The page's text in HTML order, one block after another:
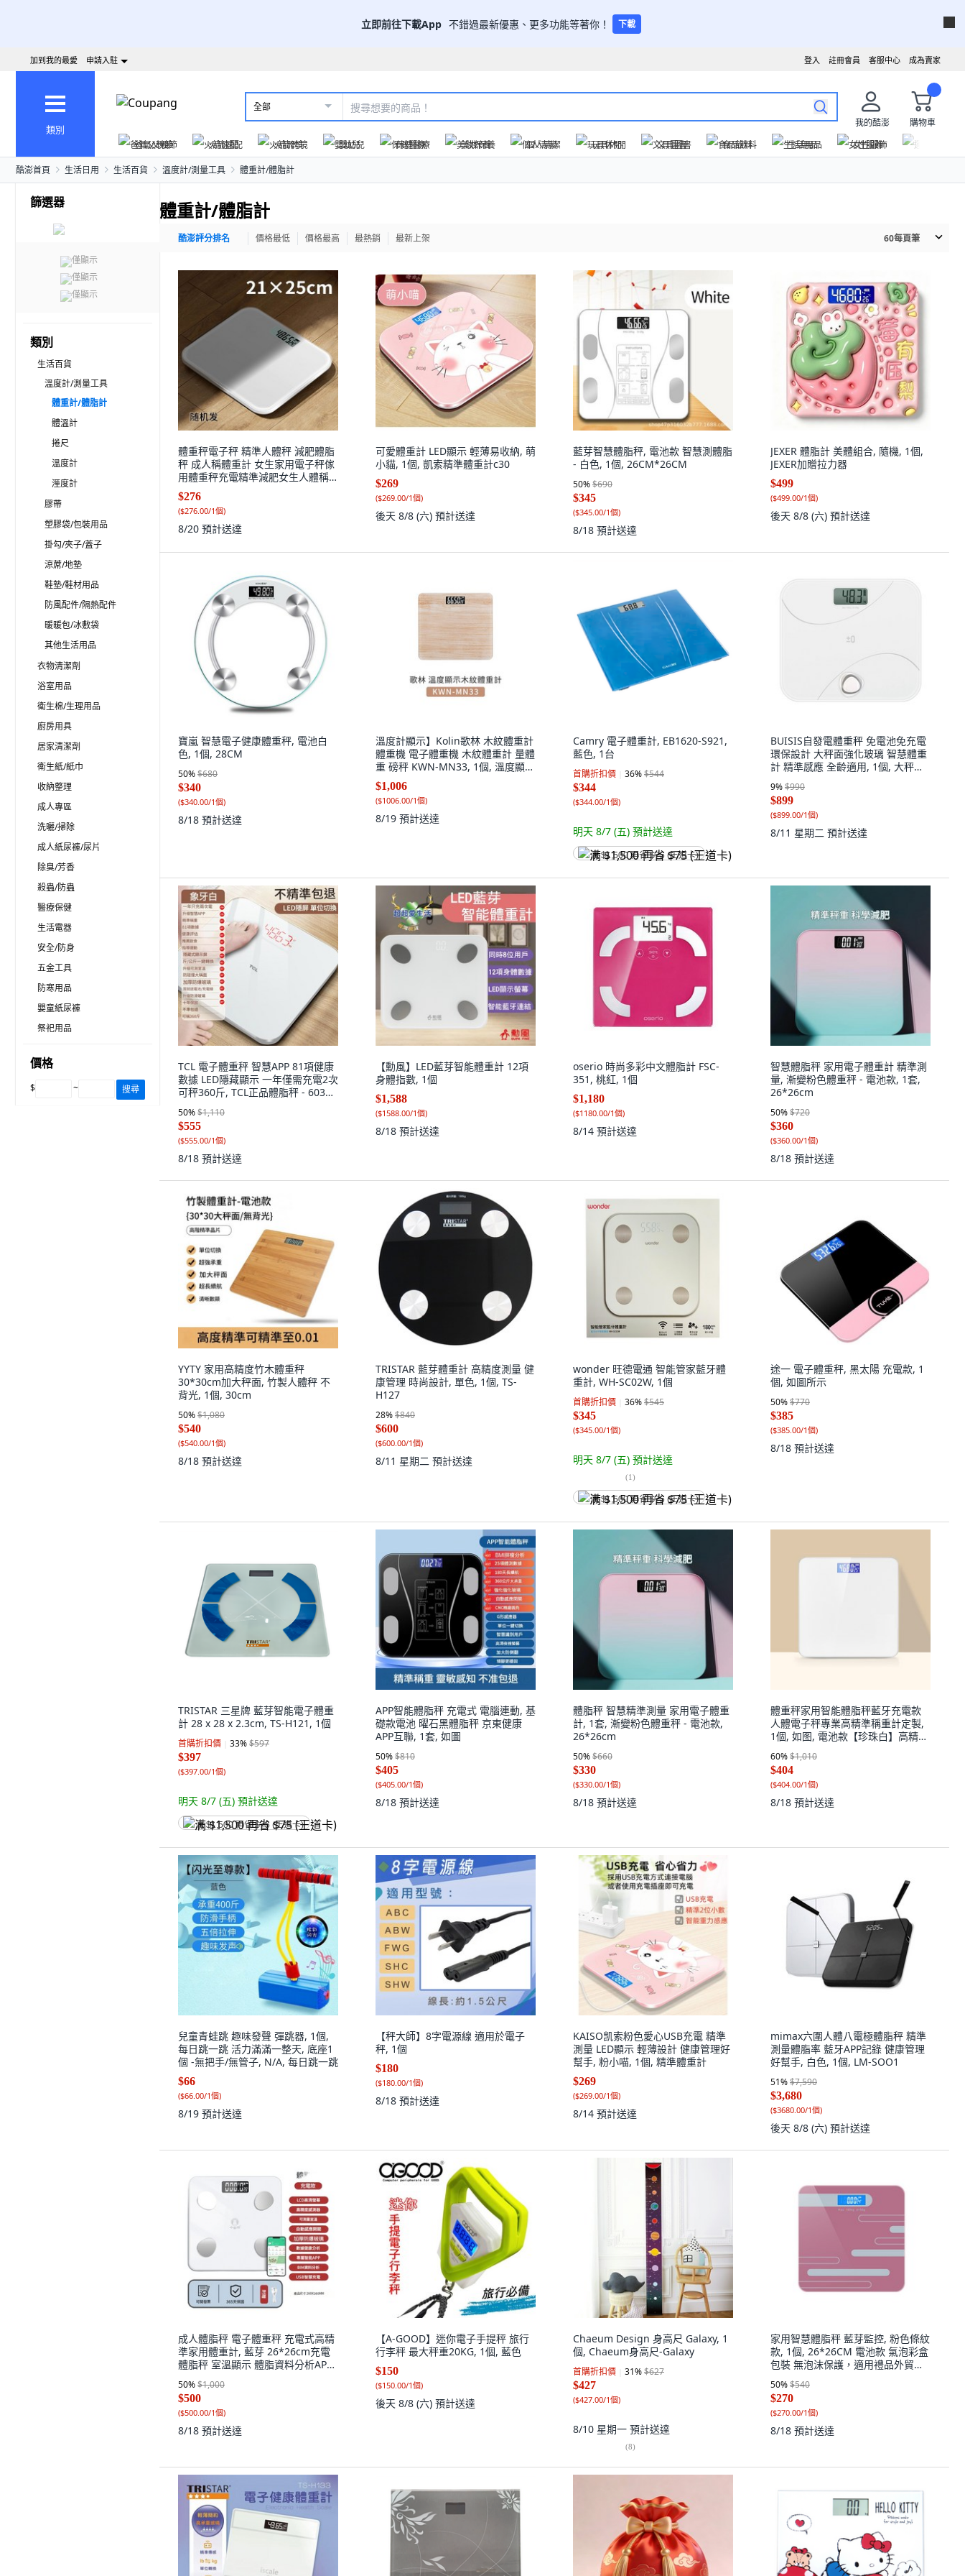
立即前往下載App 不錯過最新優惠、更多功能等著你！ 下載
成為賣家
客服中心
註冊會員
登入
加到我的最愛 申請入駐
類別
全部
我的酷澎
購物車
爸氣父親節
火箭速配 火箭跨境 嬰幼兒 保健醫療 美妝保養 個人清潔 玩具休閒 文具圖書 食品飲料 生活用品 女性服飾
酷澎首頁 生活日用 生活百貨 溫度計/測量工具 體重計/體脂計
篩選器
僅顯示
僅顯示
僅顯示
類別
生活百貨
溫度計/測量工具
體重計/體脂計
體溫計
捲尺
溫度計
溼度計
膠帶
塑膠袋/包裝用品
掛勾/夾子/蓋子
涼蓆/地墊
鞋墊/鞋材用品
防風配件/隔熱配件
暖暖包/冰敷袋
其他生活用品
衣物清潔劑
浴室用品
衛生棉/生理用品
廚房用具
居家清潔劑
衛生紙/紙巾
收納整理
成人專區
洗曬/掃除
成人紙尿褲/尿片
除臭/芳香
殺蟲/防蟲
醫療保健
生活電器
安全/防身
五金工具
防寒用品
嬰童紙尿褲
祭祀用品
價格
$ ~ 搜尋
體重計/體脂計
酷澎評分排名 價格最低 價格最高 最熱銷 最新上架 60每頁筆
體重秤電子秤 精準人體秤 減肥體脂
秤 成人稱體重計 女生家用電子秤傢
用體重秤充電精準減肥女生人體稱
重器成人健康秤學生宿捨, 1個, 電池
款小號隨機, 電池款小號隨機
$276
($276.00/1個)
8/20 預計送達
可愛體重計 LED顯示 輕薄易收納, 萌
小貓, 1個, 凱索精準體重計c30
$269
($269.00/1個)
後天 8/8 (六) 預計送達
藍芽智慧體脂秤, 電池款 智慧測體脂
- 白色, 1個, 26CM*26CM
50%$690
$345
($345.00/1個)
8/18 預計送達
JEXER 體脂計 美體組合, 隨機, 1個,
JEXER加贈拉力器
$499
($499.00/1個)
後天 8/8 (六) 預計送達
寶嵐 智慧電子健康體重秤, 電池白
色, 1個, 28CM
50%$680
$340
($340.00/1個)
8/18 預計送達
溫度計顯示】Kolin歌林 木紋體重計
體重機 電子體重機 木紋體重計 量體
重 磅秤 KWN-MN33, 1個, 溫度顯示
木紋體重計(KWN-MN33)
$1,006
($1006.00/1個)
8/19 預計送達
Camry 電子體重計, EB1620-S921,
藍色, 1台
首購折扣價 36%$544
$344
($344.00/1個)
明天 8/7 (五) 預計送達
满 $1,500 再省 $75 (王道卡)
BUISIS自發電體重秤 免電池免充電
環保設計 大秤面強化玻璃 智慧體重
計 精準感應 全齡適用, 1個, 大秤面
體重計
9%$990
$899
($899.00/1個)
8/11 星期二 預計送達
TCL 電子體重秤 智慧APP 81項健康
數據 LED隱藏顯示 一年僅需充電2次
可秤360斤, TCL正品體脂秤 - 6039
電池款 - 白色 - 企業禮品集採更優
惠, 1個, 如圖
50%$1,110
$555
($555.00/1個)
8/18 預計送達
【勳風】LED藍芽智能體重計 12項
身體指數, 1個
$1,588
($1588.00/1個)
8/18 預計送達
oserio 時尚多彩中文體脂計 FSC-
351, 桃紅, 1個
$1,180
($1180.00/1個)
8/14 預計送達
智慧體脂秤 家用電子體重計 精準測
量, 漸變粉色體重秤 - 電池款, 1套,
26*26cm
50%$720
$360
($360.00/1個)
8/18 預計送達
YYTY 家用高精度竹木體重秤
30*30cm加大秤面, 竹製人體秤 不
背光, 1個, 30cm
50%$1,080
$540
($540.00/1個)
8/18 預計送達
TRISTAR 藍芽體重計 高精度測量 健
康管理 時尚設計, 單色, 1個, TS-
H127
28%$840
$600
($600.00/1個)
8/11 星期二 預計送達
wonder 旺德電通 智能管家藍牙體
重計, WH-SC02W, 1個
首購折扣價 36%$545
$345
($345.00/1個)
明天 8/7 (五) 預計送達
(1)
满 $1,500 再省 $75 (王道卡)
途一 電子體重秤, 黑太陽 充電款, 1
個, 如圖所示
50%$770
$385
($385.00/1個)
8/18 預計送達
TRISTAR 三星牌 藍芽智能電子體重
計 28 x 28 x 2.3cm, TS-H121, 1個
首購折扣價 33%$597
$397
($397.00/1個)
明天 8/7 (五) 預計送達
满 $1,500 再省 $75 (王道卡)
APP智能體脂秤 充電式 電腦連動, 基
礎款電池 曜石黑體脂秤 京東健康
APP互聯, 1套, 如圖
50%$810
$405
($405.00/1個)
8/18 預計送達
體脂秤 智慧精準測量 家用電子體重
計, 1套, 漸變粉色體重秤 - 電池款,
26*26cm
50%$660
$330
($330.00/1個)
8/18 預計送達
體重秤家用智能體脂秤藍牙充電款
人體電子秤專業高精準稱重計定製,
1個, 如图, 電池款【珍珠白】高精準
體重秤/持久續航
60%$1,010
$404
($404.00/1個)
8/18 預計送達
兒童青蛙跳 趣味發聲 彈跳器, 1個,
每日跳一跳 活力滿滿一整天, 底座1
個 -無把手/無管子, N/A, 每日跳一跳
$66
($66.00/1個)
8/19 預計送達
【秤大師】8字電源線 適用於電子
秤, 1個
$180
($180.00/1個)
8/18 預計送達
KAISO凯索粉色愛心USB充電 精準
測量 LED顯示 輕薄設計 健康管理好
幫手, 粉小喵, 1個, 精準體重計
$269
($269.00/1個)
8/14 預計送達
mimax六圍人體八電極體脂秤 精準
測量體脂率 藍牙APP記錄 健康管理
好幫手, 白色, 1個, LM-SOO1
51%$7,590
$3,680
($3680.00/1個)
後天 8/8 (六) 預計送達
成人體脂秤 電子體重秤 充電式高精
準家用體重計, 藍芽 26*26cm充電
體脂秤 室溫顯示 體脂資料分析APP
贈送電線, 1個, 電池款
50%$1,000
$500
($500.00/1個)
8/18 預計送達
【A-GOOD】迷你電子手提秤 旅行
行李秤 最大秤重20KG, 1個, 藍色
$150
($150.00/1個)
後天 8/8 (六) 預計送達
Chaeum Design 身高尺 Galaxy, 1
個, Chaeum身高尺-Galaxy
首購折扣價 31%$627
$427
($427.00/1個)
8/10 星期一 預計送達
(8)
家用智慧體脂秤 藍芽監控, 粉色條紋
款, 1個, 26*26CM 電池款 氣泡彩盒
包裝 無泡沫保護，適用禮品外貿批
次發貨
50%$540
$270
($270.00/1個)
8/18 預計送達